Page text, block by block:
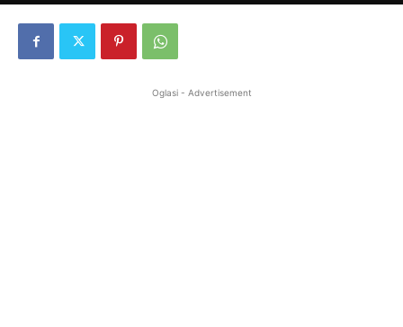
Oglasi - Advertisement